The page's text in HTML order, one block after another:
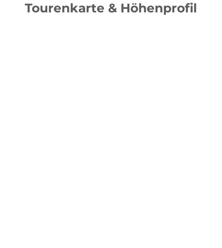
Tourenkarte & Höhenprofil